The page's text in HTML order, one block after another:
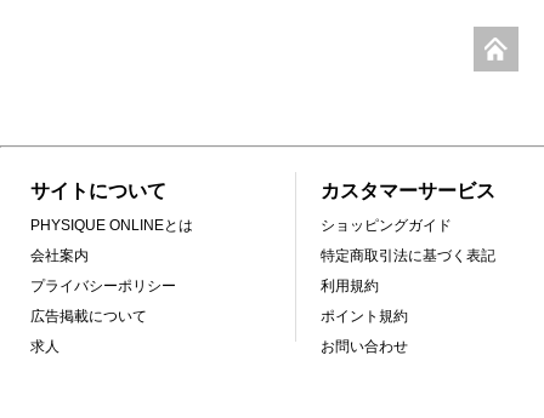
サイトについて
PHYSIQUE ONLINEとは
会社案内
プライバシーポリシー
広告掲載について
求人
カスタマーサービス
ショッピングガイド
特定商取引法に基づく表記
利用規約
ポイント規約
お問い合わせ